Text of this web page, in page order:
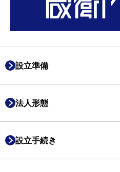
設立準備
法人形態
設立手続き